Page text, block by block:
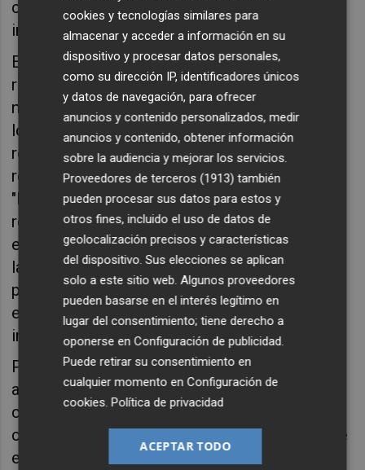
científica y los usuarios con un mensaje más
intenso y más concreto".
En la segunda intervención de la mesa
redonda, Francisco Doblas ha insistido en la
necesidad de "la calidad de la información de
los servicios medioambientales para
responder a las preguntas de los
responsables". Al respecto, Doblas reivindica
"la regulación del sector, al igual que está
regulado el farmacéutico, para llegar a unos
estándares y hacer que la información tenga
la calidad mínima y la responsabilidad se
pueda asumir, y poder responder a eventos
extremos que seguro se van a dar y son
inevitables".
Por su parte, Dominic Royé, del CSIC, ha
alertado de "la amenaza creciente que es el
calor para la sociedad" debido al cambio
climático y lo ha justificado con datos, ya que
en la actualidad se estima que en el mundo
cookies y tecnologías similares para
almacenar y acceder a información en su
dispositivo y procesar datos personales,
como su dirección IP, identificadores únicos
y datos de navegación, para ofrecer
anuncios y contenido personalizados, medir
anuncios y contenido, obtener información
sobre la audiencia y mejorar los servicios.
Proveedores de terceros (1913) también
pueden procesar sus datos para estos y
otros fines, incluido el uso de datos de
geolocalización precisos y características
del dispositivo. Sus elecciones se aplican
solo a este sitio web. Algunos proveedores
pueden basarse en el interés legítimo en
lugar del consentimiento; tiene derecho a
oponerse enConfiguración de publicidad.
Puede retirar su consentimiento en
cualquier momento enConfiguración de
cookies.Política de privacidad
ACEPTAR TODO